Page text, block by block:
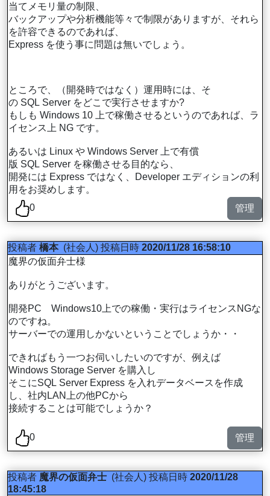
当てメモリ量の制限、
バックアップや分析機能等々で制限がありますが、それら
を許容できるのであれば、
Express を使う事に問題は無いでしょう。
ところで、（開発時ではなく）運用時には、そ
の SQL Server をどこで実行させますか?
もしも Windows 10 上で稼働させるというのであれば、ラ
イセンス上 NG です。
あるいは Linux や Windows Server 上で有償
版 SQL Server を稼働させる目的なら、
開発には Express ではなく、Developer エディションの利
用をお奨めします。
0
管理
投稿者 橋本(社会人) 投稿日時 2020/11/28 16:58:10
魔界の仮面弁士様
ありがとうございます。
開発PC Windows10上での稼働・実行はライセンスNGな
のですね。
サーバーでの運用しかないということでしょうか・・
できればもう一つお伺いしたいのですが、例えば
Windows Storage Server を購入し
そこにSQL Server Express を入れデータベースを作成
し、社内LAN上の他PCから
接続することは可能でしょうか？
0 管理
投稿者 魔界の仮面弁士 (社会人) 投稿日時 2020/11/28
18:45:18